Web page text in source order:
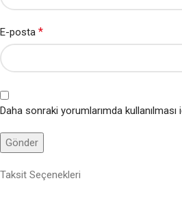
E-posta *
Daha sonraki yorumlarımda
Taksit Seçenekleri